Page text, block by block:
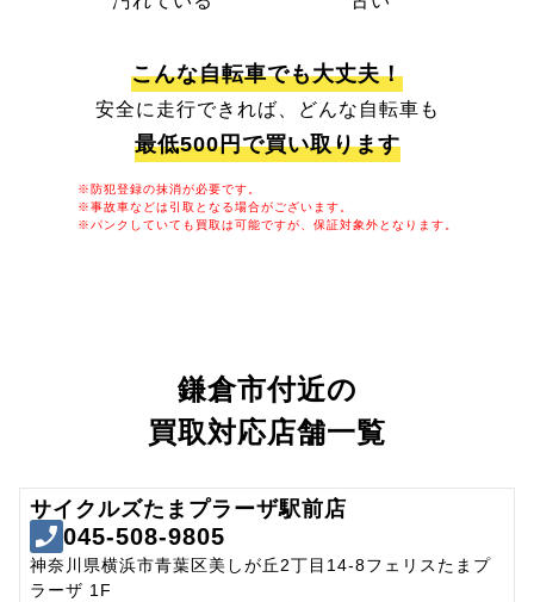
こんな自転車でも大丈夫！
安全に走行できれば、どんな自転車も
最低500円で買い取ります
※防犯登録の抹消が必要です。
※事故車などは引取となる場合がございます。
※パンクしていても買取は可能ですが、保証対象外となります。
鎌倉市付近の
買取対応店舗一覧
サイクルズたまプラーザ駅前店
045-508-9805
神奈川県横浜市青葉区美しが丘2丁目14-8フェリスたまプ
ラーザ 1F